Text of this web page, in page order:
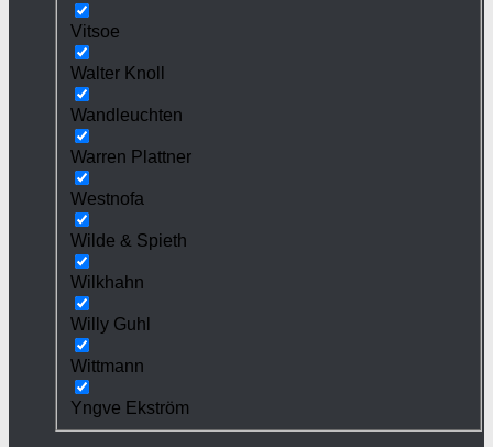
Vitsoe
Walter Knoll
Wandleuchten
Warren Plattner
Westnofa
Wilde & Spieth
Wilkhahn
Willy Guhl
Wittmann
Yngve Ekström